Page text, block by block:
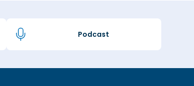
Podcast